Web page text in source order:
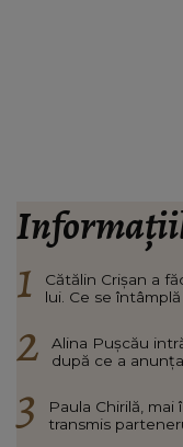
Cătălin Crișan a
lui. Ce se întâmplă
Alina Pușcău
după ce a
Paula Chirilă,
transmis